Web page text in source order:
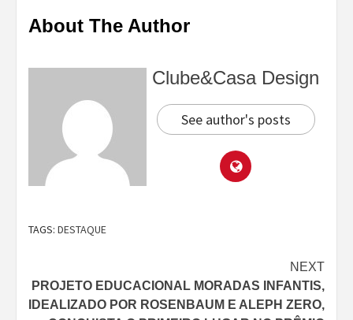
About The Author
Clube&Casa Design
See author's posts
TAGS: DESTAQUE
Reading
NEXT
PROJETO EDUCACIONAL MORADAS INFANTIS,
IDEALIZADO POR ROSENBAUM E ALEPH ZERO,